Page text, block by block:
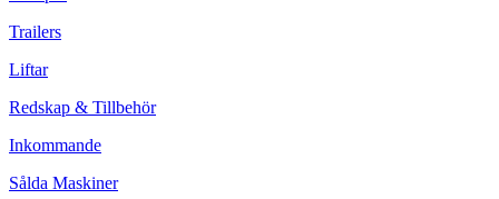
Trailers
Liftar
Redskap & Tillbehör
Inkommande
Sålda Maskiner